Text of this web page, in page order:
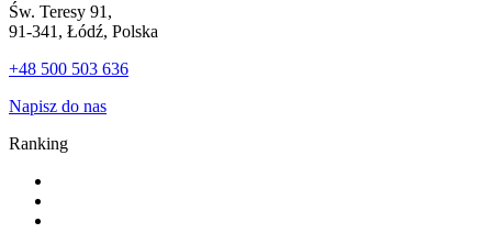
Św. Teresy 91,
91-341, Łódź, Polska
+48 500 503 636
Napisz do nas
Ranking